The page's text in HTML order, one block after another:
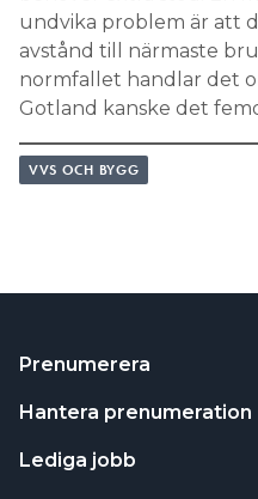
undvika problem är att
avstånd till närmaste
normfallet handlar det
Gotland kanske det
VVS OCH BYGG
Prenumerera
Hantera prenumeration
Lediga jobb